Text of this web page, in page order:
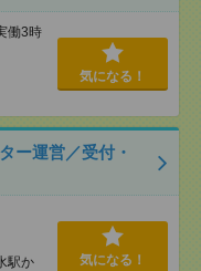
働3時
気になる！
ー運営／受付・
駅か
気になる！